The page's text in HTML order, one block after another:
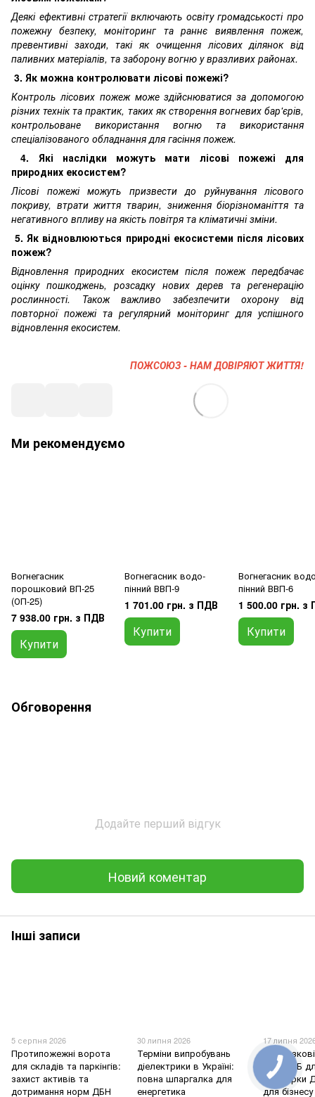
Деякі ефективні стратегії включають освіту громадськості про
пожежну безпеку, моніторинг та раннє виявлення пожеж,
превентивні заходи, такі як очищення лісових ділянок від
паливних матеріалів, та заборону вогню у вразливих районах.
3. Як можна контролювати лісові пожежі?
Контроль лісових пожеж може здійснюватися за допомогою
різних технік та практик, таких як створення вогневих бар'єрів,
контрольоване використання вогню та використання
спеціалізованого обладнання для гасіння пожеж.
4. Які наслідки можуть мати лісові пожежі для
природних екосистем?
Лісові пожежі можуть призвести до руйнування лісового
покриву, втрати життя тварин, зниження біорізноманіття та
негативного впливу на якість повітря та кліматичні зміни.
5. Як відновлюються природні екосистеми після лісових
пожеж?
Відновлення природних екосистем після пожеж передбачає
оцінку пошкоджень, розсадку нових дерев та регенерацію
рослинності. Також важливо забезпечити охорону від
повторної пожежі та регулярний моніторинг для успішного
відновлення екосистем.
ПОЖСОЮЗ - НАМ ДОВІРЯЮТ ЖИТТЯ!
Ми рекомендуємо
Вогнегасник
порошковий ВП-25
(ОП-25)
7 938.00 грн. з ПДВ
Купити
Вогнегасник водо-
пінний ВВП-9
1 701.00 грн. з ПДВ
Купити
Вогнегасник
пінний ВВП-6
1 500.00 грн. з
Купити
Обговорення
Додайте перший відгук
Новий коментар
Інші записи
5 серпня 2026
Протипожежні ворота
для складів та паркінгів:
захист активів та
дотримання норм ДБН
30 липня 2026
Терміни випробувань
діелектрики в Україні:
повна шпаргалка для
енергетика
17 липня
знаки ПБ
перевірки
для